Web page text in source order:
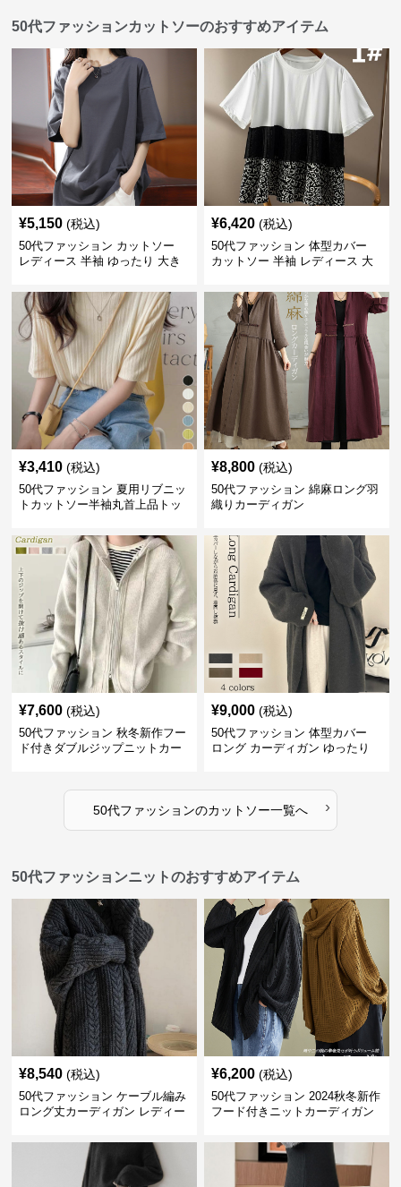
50代ファッションカットソーのおすすめアイテム
¥5,150 (税込)
50代ファッション カットソー
レディース 半袖 ゆったり 大き
¥6,420 (税込)
50代ファッション 体型カバー
カットソー 半袖 レディース 大
¥3,410 (税込)
50代ファッション 夏用リブニッ
トカットソー半袖丸首上品トッ
¥8,800 (税込)
50代ファッション 綿麻ロング羽
織りカーディガン
¥7,600 (税込)
50代ファッション 秋冬新作フー
ド付きダブルジップニットカー
¥9,000 (税込)
50代ファッション 体型カバー
ロング カーディガン ゆったり
50代ファッションのカットソー一覧へ ›
50代ファッションニットのおすすめアイテム
¥8,540 (税込)
50代ファッション ケーブル編み
ロング丈カーディガン レディー
¥6,200 (税込)
50代ファッション 2024秋冬新作
フード付きニットカーディガン